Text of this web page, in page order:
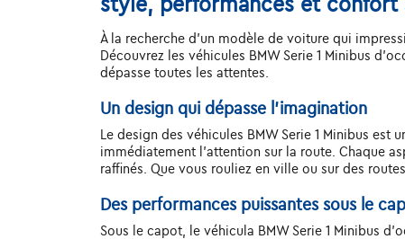
style, performances et confort
À la recherche d'un modèle de voiture qui
Découvrez les véhicules BMW Serie 1 Minibus
dépasse toutes les attentes.
Un design qui dépasse l'imagination
Le design des véhicules BMW Serie 1 Minibus
immédiatement l'attention sur la route. Chaque
raffinés. Que vous rouliez en ville ou sur des
Des performances puissantes sous le
Sous le capot, le véhicula BMW Serie 1 Minibus